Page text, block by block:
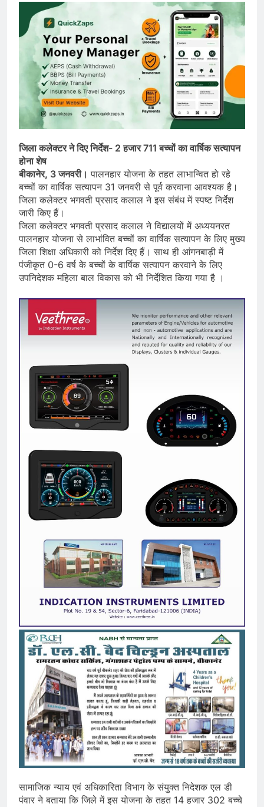
जिला कलेक्टर ने दिए निर्देश- 2 हजार 711 बच्चों का वार्षिक सत्यापन
होना शेष
बीकानेर, 3 जनवरी। पालनहार योजना के तहत लाभान्वित हो रहे
बच्चों का वार्षिक सत्यापन 31 जनवरी से पूर्व करवाना आवश्यक है।
जिला कलेक्टर भगवती प्रसाद कलाल ने इस संबंध में स्पष्ट निर्देश
जारी किए हैं।
जिला कलेक्टर भगवती प्रसाद कलाल ने विद्यालयों में अध्ययनरत
पालनहार योजना से लाभांवित बच्चों का वार्षिक सत्यापन के लिए मुख्य
जिला शिक्षा अधिकारी को निर्देश दिए हैं। साथ ही आंगनबाड़ी में
पंजीकृत 0-6 वर्ष के बच्चों के वार्षिक सत्यापन करवाने के लिए
उपनिदेशक महिला बाल विकास को भी निर्देशित किया गया है ।
सामाजिक न्याय एवं अधिकारिता विभाग के संयुक्त निदेशक एल डी
पंवार ने बताया कि जिले में इस योजना के तहत 14 हजार 302 बच्चे